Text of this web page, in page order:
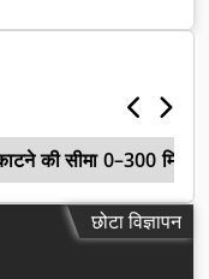
की सीमा 0–300 मिमी
छोटा विज्ञापन